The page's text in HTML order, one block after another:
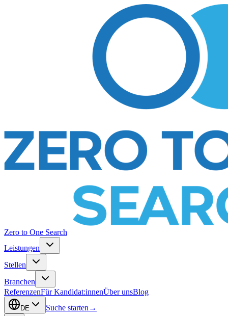
Zero to One Search
Leistungen
Stellen
Branchen
ReferenzenFür Kandidat:innenÜber unsBlog
DE Suche starten →